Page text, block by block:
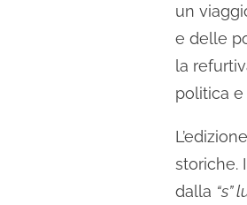
un
e delle
la
politica e
storiche.
dalla “s”